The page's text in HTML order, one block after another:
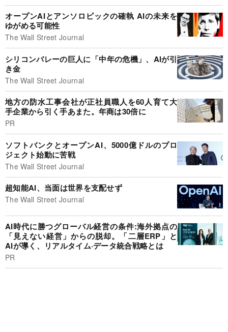
オープンAIとアンソロピックの確執 AIの未来を
ゆがめる可能性
The Wall Street Journal
シリコンバレーの巨人に「中年の危機」、AIが引
き金
The Wall Street Journal
地方の防水工事会社が正社員職人を60人育て大
手企業から引く手あまた。年商は30倍に
PR
ソフトバンクとオープンAI、5000億ドルのプロ
ジェクト始動に苦戦
The Wall Street Journal
超知能AI、当面は世界を支配せず
The Wall Street Journal
AI時代に勝つグローバル経営の条件:海外拠点の
「見えない経営」からの脱却。「二層ERP」と
AIが導く、リアルタイム·データ統合戦略とは
PR